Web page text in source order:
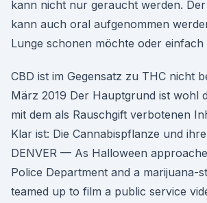
kann nicht nur geraucht werden.
kann auch oral aufgenommen
Lunge schonen möchte oder einfach
CBD ist im Gegensatz zu THC nicht
März 2019 Der Hauptgrund ist wohl
mit dem als Rauschgift verbotenen
Klar ist: Die Cannabispflanze und
DENVER — As Halloween
Police Department and a marijuana-
teamed up to film a public service